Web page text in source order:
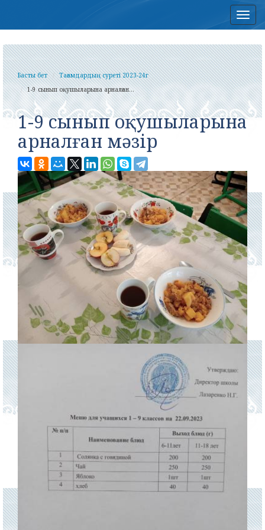
Басты бет
Тағамдардың суреті 2023-24г
1-9 сынып оқушыларына арналған...
1-9 сынып оқушыларына
арналған мәзір